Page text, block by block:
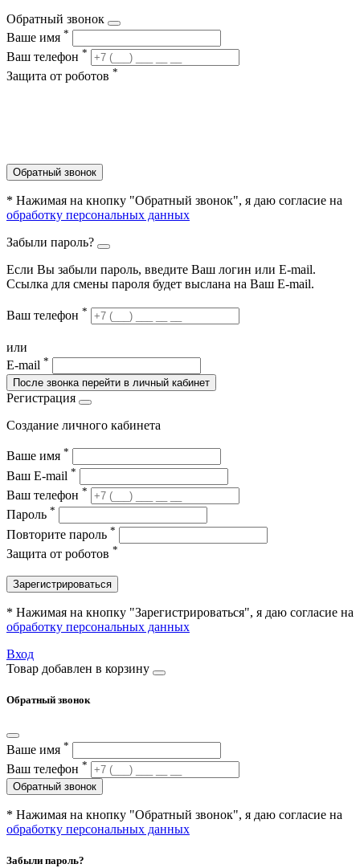
Обратный звонок
Ваше имя *
Ваш телефон *
Защита от роботов *
Обратный звонок
* Нажимая на кнопку "Обратный звонок", я даю согласие на
обработку персональных данных
Забыли пароль?
Если Вы забыли пароль, введите Ваш логин или Е-mail.
Ссылка для смены пароля будет выслана на Ваш E-mail.
Ваш телефон *
или
E-mail *
После звонка перейти в личный кабинет
Регистрация
Создание личного кабинета
Ваше имя *
Ваш E-mail *
Ваш телефон *
Пароль *
Повторите пароль *
Защита от роботов *
Зарегистрироваться
* Нажимая на кнопку "Зарегистрироваться", я даю согласие на
обработку персональных данных
Вход
Товар добавлен в корзину
Обратный звонок
Ваше имя *
Ваш телефон *
Обратный звонок
* Нажимая на кнопку "Обратный звонок", я даю согласие на
обработку персональных данных
Забыли пароль?